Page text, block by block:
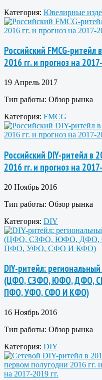
Категория: Ювелирные
Российский FMCG-ритейл
2016 гг. и прогноз на
19 Апрель 2017
Тип работы: Обзор рынка
Категория: FMCG
Российский DIY-ритейл в
2016 гг. и прогноз на
20 Ноябрь 2016
Тип работы: Обзор рынка
Категория: DIY
DIY-ритейл:
(ЦФО, СЗФО, ЮФО, ДФО,
ПФО, УФО, СФО И КФО)
16 Ноябрь 2016
Тип работы: Обзор рынка
Категория: DIY